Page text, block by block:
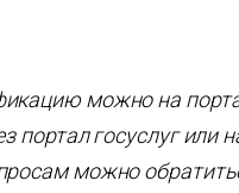
можно на
портал госуслуг или
можно